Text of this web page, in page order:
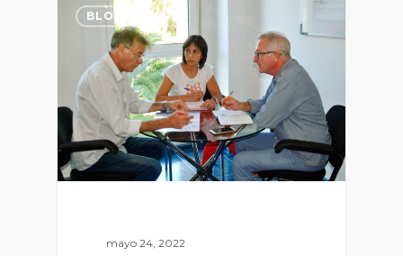
BLOG
mayo 24, 2022